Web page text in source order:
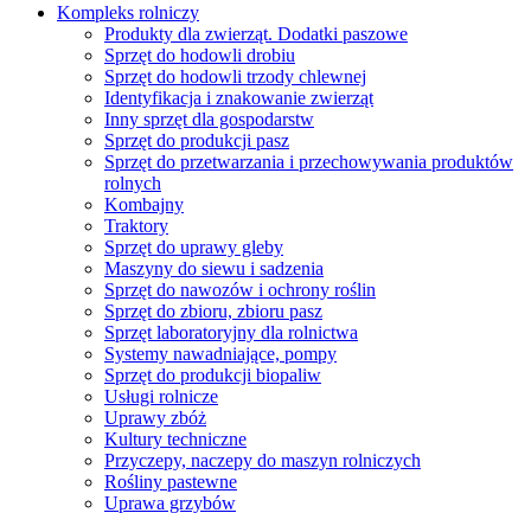
Kompleks rolniczy
Produkty dla zwierząt. Dodatki paszowe
Sprzęt do hodowli drobiu
Sprzęt do hodowli trzody chlewnej
Identyfikacja i znakowanie zwierząt
Inny sprzęt dla gospodarstw
Sprzęt do produkcji pasz
Sprzęt do przetwarzania i przechowywania produktów
rolnych
Kombajny
Traktory
Sprzęt do uprawy gleby
Maszyny do siewu i sadzenia
Sprzęt do nawozów i ochrony roślin
Sprzęt do zbioru, zbioru pasz
Sprzęt laboratoryjny dla rolnictwa
Systemy nawadniające, pompy
Sprzęt do produkcji biopaliw
Usługi rolnicze
Uprawy zbóż
Kultury techniczne
Przyczepy, naczepy do maszyn rolniczych
Rośliny pastewne
Uprawa grzybów